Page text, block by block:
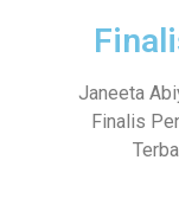
Janeeta
Finalis